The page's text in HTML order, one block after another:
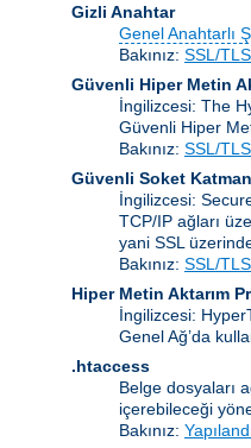
Gizli Anahtar
Genel Anahtarlı
Bakınız: SSL/
Güvenli Hiper Metin
İngilizcesi: The
Güvenli Hiper
Bakınız: SSL/
Güvenli Soket
İngilizcesi:
TCP/IP ağları
yani SSL
Bakınız: SSL/
Hiper Metin Aktarım
İngilizcesi:
Genel Ağ’da
.htaccess
Belge dosyaları
içerebileceği
Bakınız: